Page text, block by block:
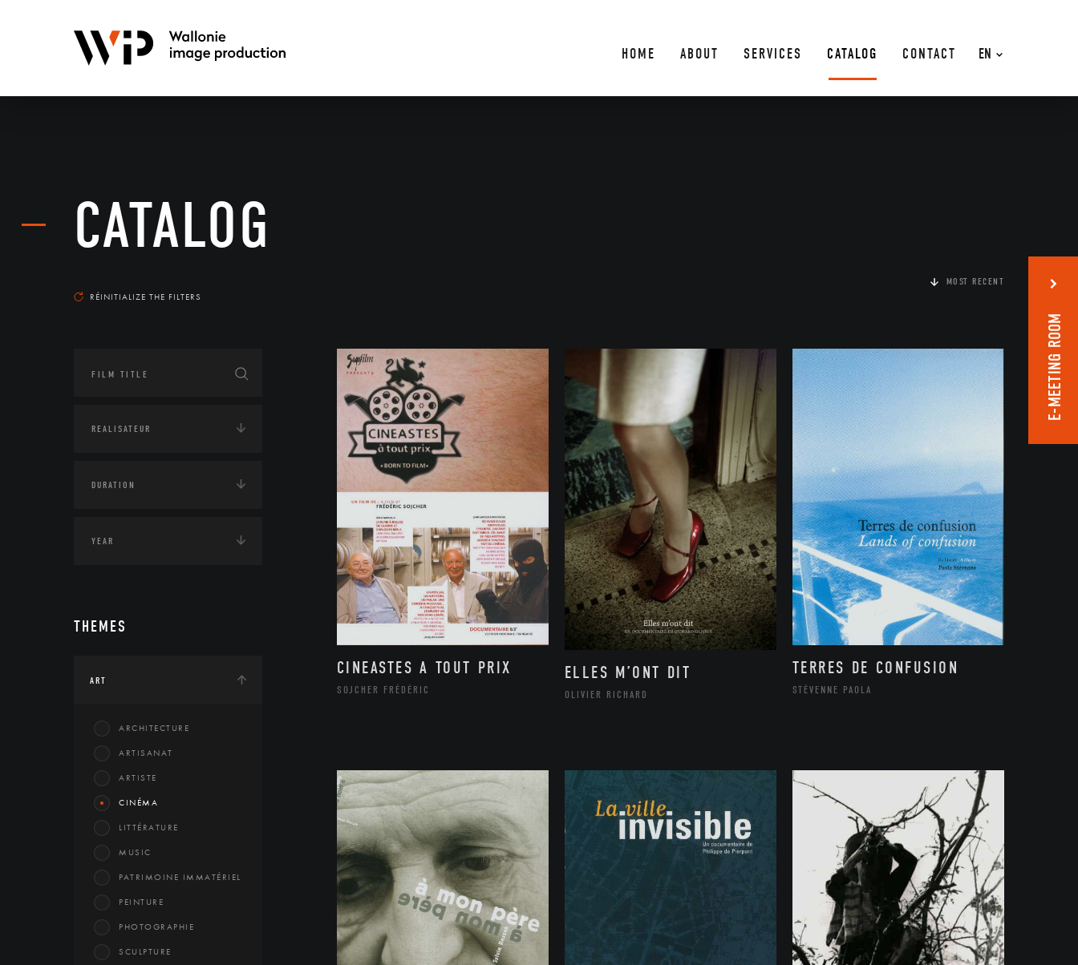
EN
HOME ABOUT SERVICES CATALOG CONTACT
CATALOG
RÉINITIALIZE THE FILTERS
THEMES
ART
ARCHITECTURE
ARTISANAT
ARTISTE
CINÉMA
LITTÉRATURE
MUSIC
PATRIMOINE IMMATÉRIEL
PEINTURE
PHOTOGRAPHIE
SCULPTURE
MOST RECENT
CINEASTES A TOUT PRIX
SOJCHER FRÉDÉRIC
ELLES M’ONT DIT
OLIVIER RICHARD
TERRES DE CONFUSION
STÉVENNE PAOLA
E-MEETING ROOM